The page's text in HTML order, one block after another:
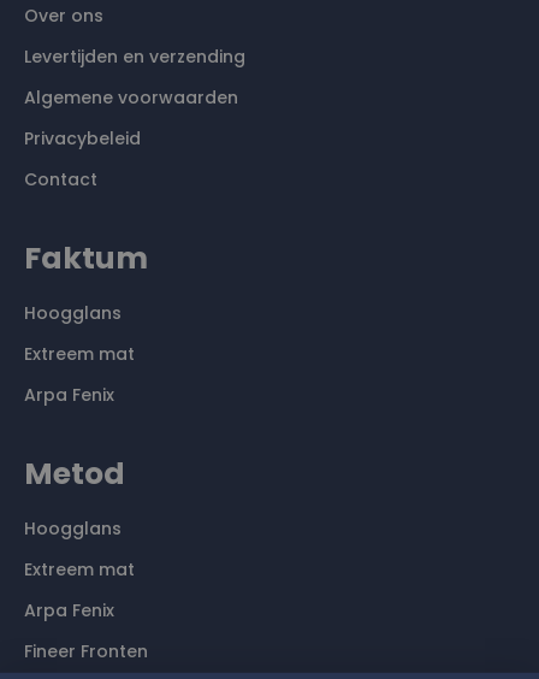
Over ons
Levertijden en verzending
Algemene voorwaarden
Privacybeleid
Contact
Faktum
Hoogglans
Extreem mat
Arpa Fenix
Metod
Hoogglans
Extreem mat
Arpa Fenix
Fineer Fronten